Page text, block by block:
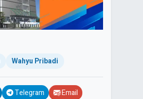
Wahyu Pribadi
Telegram Email